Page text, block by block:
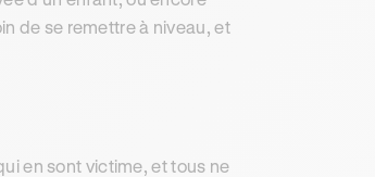
de se remettre à niveau, et
en sont victime, et tous ne